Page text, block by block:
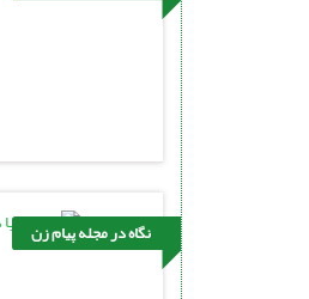
نگاه در مجله پیام زن